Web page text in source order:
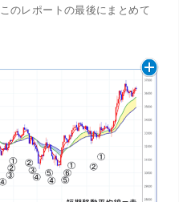
のレポートの最後にまとめて